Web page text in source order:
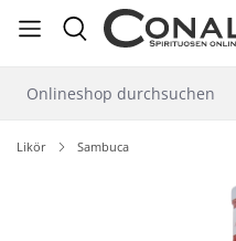
springen
Likör Sambuca